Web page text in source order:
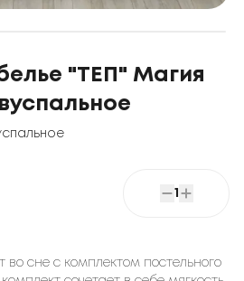
"ТЕП" Магия
1
во сне с комплектом постельного